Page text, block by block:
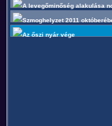
A levegőminőség alakulása
Szmoghelyzet 2011
Az őszi nyár vége